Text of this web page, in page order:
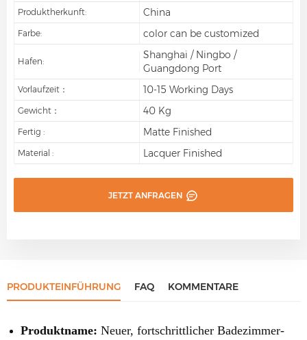
Produktherkunft: China
Farbe: color can be customized
Hafen:
Shanghai / Ningbo /
Guangdong Port
Vorlaufzeit： 10-15 Working Days
Gewicht： 40 Kg
Fertig : Matte Finished
Material : Lacquer Finished
JETZT ANFRAGEN
PRODUKTEINFÜHRUNG FAQ KOMMENTARE
Produktname: Neuer, fortschrittlicher Badezimmer-